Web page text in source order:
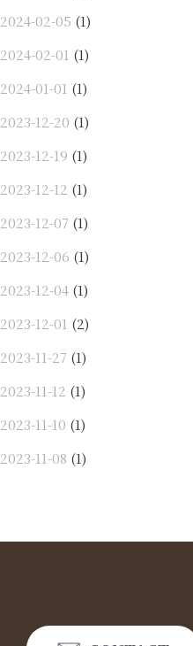
2024-02-05 (1)
2024-02-01 (1)
2024-01-01 (1)
2023-12-20 (1)
2023-12-19 (1)
2023-12-12 (1)
2023-12-07 (1)
2023-12-06 (1)
2023-12-04 (1)
2023-12-01 (2)
2023-11-27 (1)
2023-11-12 (1)
2023-11-10 (1)
2023-11-08 (1)